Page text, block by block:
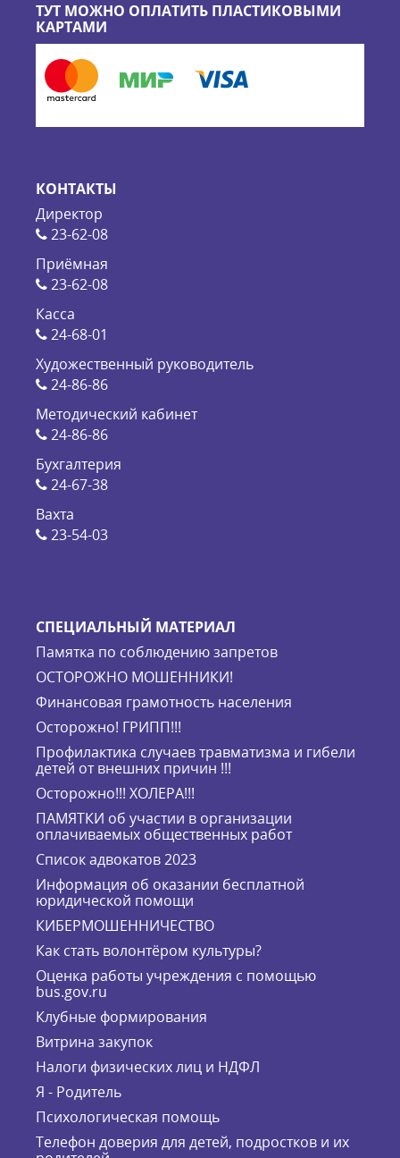
ТУТ МОЖНО ОПЛАТИТЬ ПЛАСТИКОВЫМИ
КАРТАМИ
КОНТАКТЫ
Директор
23-62-08
Приёмная
23-62-08
Касса
24-68-01
Художественный руководитель
24-86-86
Методический кабинет
24-86-86
Бухгалтерия
24-67-38
Вахта
23-54-03
СПЕЦИАЛЬНЫЙ МАТЕРИАЛ
Памятка по соблюдению запретов
ОСТОРОЖНО МОШЕННИКИ!
Финансовая грамотность населения
Осторожно! ГРИПП!!!
Профилактика случаев травматизма и гибели
детей от внешних причин !!!
Осторожно!!! ХОЛЕРА!!!
ПАМЯТКИ об участии в организации
оплачиваемых общественных работ
Список адвокатов 2023
Информация об оказании бесплатной
юридической помощи
КИБЕРМОШЕННИЧЕСТВО
Как стать волонтёром культуры?
Оценка работы учреждения с помощью
bus.gov.ru
Клубные формирования
Витрина закупок
Налоги физических лиц и НДФЛ
Я - Родитель
Психологическая помощь
Телефон доверия для детей, подростков и их